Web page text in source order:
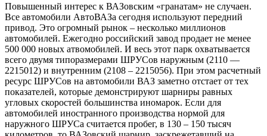
Повышенный интерес к ВАЗовским «гранатам» не случаен.
Все автомобили АвтоВАЗа сегодня используют передний
привод. Это огромный рынок – несколько миллионов
автомобилей. Ежегодно российский завод продает не менее
500 000 новых атвомобилей. И весь этот парк охватывается
всего двумя типоразмерами ШРУСов наружным (2110 —
2215012) и внутренним (2108 – 2215056). При этом расчетный
ресурс ШРУСов на автомобили ВАЗ заметно отстает от тех
показателей, которые демонстрируют шарниры равных
угловых скоростей большинства иномарок. Если для
автомобилей иностранного производства нормой для
наружного ШРУСа считается пробег, в 130 – 150 тысяч